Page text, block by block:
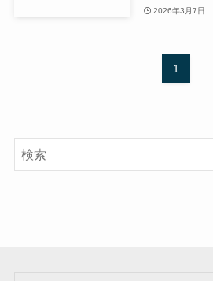
2026年3月7日
1